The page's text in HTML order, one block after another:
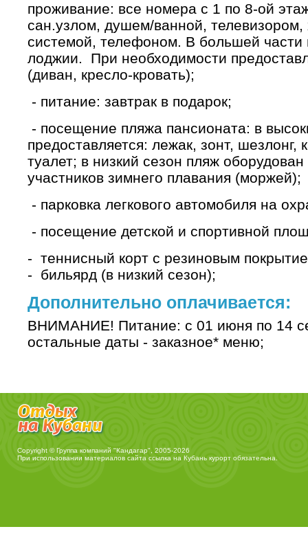
проживание: все номера с 1 по 8-ой
сан.узлом, душем/ванной, телевизором,
системой, телефоном. В большей
лоджии. При необходимости
(диван, кресло-кровать);
- питание: завтрак в подарок;
- посещение пляжа пансионата: в
предоставляется: лежак, зонт, шезлонг,
туалет; в низкий сезон пляж
участников зимнего плавания (моржей);
- парковка легкового автомобиля на
- посещение детской и спортивной
- теннисный корт с резиновым
- бильярд (в низкий сезон);
Дополнительно оплачивается:
ВНИМАНИЕ! Питание: с 01 июня по 14
остальные даты - заказное* меню;
Copyright © Группа компаний "Кандагар", 2005-2026
При использовании материалов сайта ссылка на Кубань курорт обязательна.